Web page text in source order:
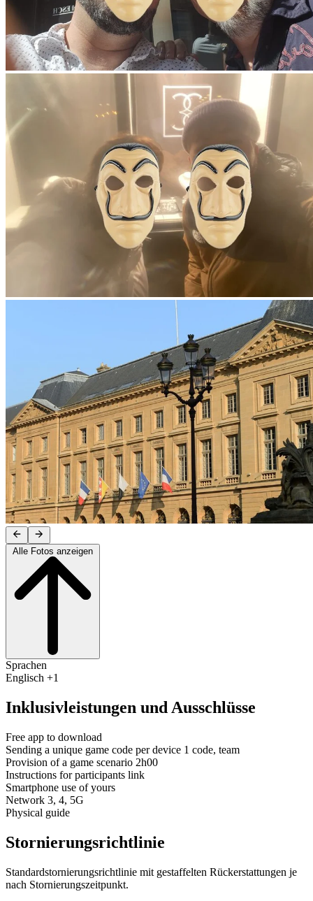
Sprachen
Englisch +1
Inklusivleistungen und Ausschlüsse
Free app to download
Sending a unique game code per device 1 code, team
Provision of a game scenario 2h00
Instructions for participants link
Smartphone use of yours
Network 3, 4, 5G
Physical guide
Stornierungsrichtlinie
Standardstornierungsrichtlinie mit gestaffelten Rückerstattungen je
nach Stornierungszeitpunkt.